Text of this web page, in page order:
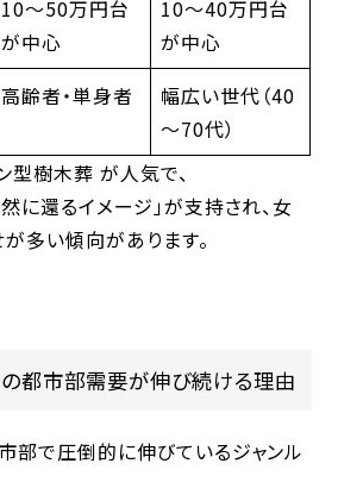
10〜50万円台
が中心
10〜40万円台
が中心
高齢者・単身者
幅広い世代（40
～70代）
型樹木葬 が人気で、
然に還るイメージ」が支持され、女
多い傾向があります。
の都市部需要が伸び続ける理由
部で圧倒的に伸びているジャンル